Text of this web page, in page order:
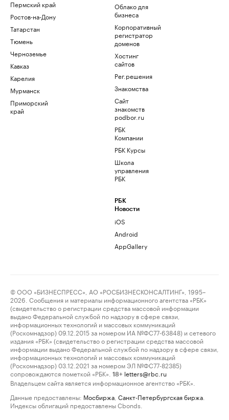
Пермский край
Ростов-на-Дону
Татарстан
Тюмень
Черноземье
Кавказ
Карелия
Мурманск
Приморский
край
Облако для
бизнеса
Корпоративный
регистратор
доменов
Хостинг
сайтов
Рег.решения
Знакомства
Сайт
знакомств
podbor.ru
РБК
Компании
РБК Курсы
Школа
управления
РБК
РБК
Новости
iOS
Android
AppGallery
© ООО «БИЗНЕСПРЕСС», АО «РОСБИЗНЕСКОНСАЛТИНГ», 1995–
2026. Сообщения и материалы информационного агентства «РБК»
(свидетельство о регистрации средства массовой информации
выдано Федеральной службой по надзору в сфере связи,
информационных технологий и массовых коммуникаций
(Роскомнадзор) 09.12.2015 за номером ИА №ФС77-63848) и сетевого
издания «РБК» (свидетельство о регистрации средства массовой
информации выдано Федеральной службой по надзору в сфере связи,
информационных технологий и массовых коммуникаций
(Роскомнадзор) 03.12.2021 за номером ЭЛ №ФС77-82385)
сопровождаются пометкой «РБК».
18+ letters@rbc.ru
Владельцем сайта является информационное агентство «РБК».
Данные предоставлены: Мосбиржа Санкт-Петербургская биржа
Индексы облигаций предоставлены Cbonds.